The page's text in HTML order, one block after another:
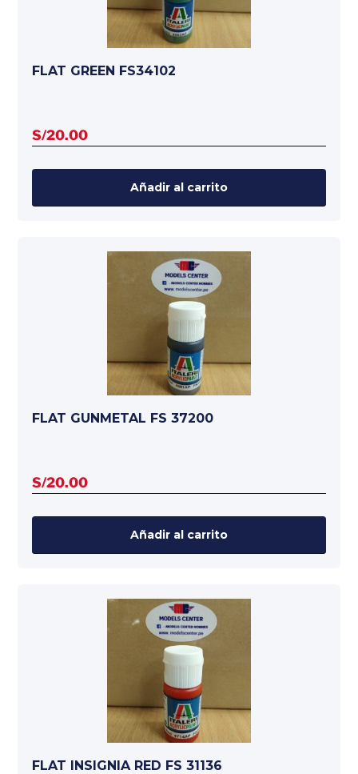
FLAT GREEN FS34102
S/20.00
Añadir al carrito
FLAT GUNMETAL FS 37200
S/20.00
Añadir al carrito
FLAT INSIGNIA RED FS 31136